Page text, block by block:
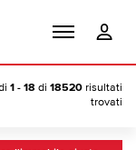
1 - 18 di 18520 risultati
trovati